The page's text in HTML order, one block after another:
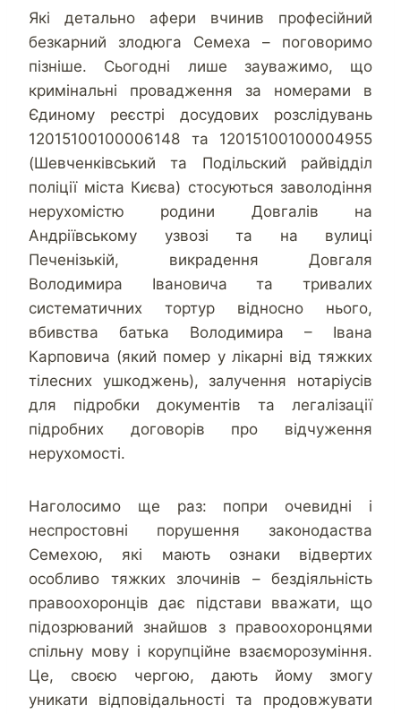
Які детально афери вчинив професійний
безкарний злодюга Семеха – поговоримо
пізніше. Сьогодні лише зауважимо, що
кримінальні провадження за номерами в
Єдиному реєстрі досудових розслідувань
12015100100006148 та 12015100100004955
(Шевченківський та Подільский райвідділ
поліції міста Києва) стосуються заволодіння
нерухомістю родини Довгалів на
Андріївському узвозі та на вулиці
Печенізькій, викрадення Довгаля
Володимира Івановича та тривалих
систематичних тортур відносно нього,
вбивства батька Володимира – Івана
Карповича (який помер у лікарні від тяжких
тілесних ушкоджень), залучення нотаріусів
для підробки документів та легалізації
підробних договорів про відчуження
нерухомості.
Наголосимо ще раз: попри очевидні і
неспростовні порушення законодаства
Семехою, які мають ознаки відвертих
особливо тяжких злочинів – бездіяльність
правоохоронців дає підстави вважати, що
підозрюваний знайшов з правоохоронцями
спільну мову і корупційне взаєморозуміння.
Це, своєю чергою, дають йому змогу
уникати відповідальності та продовжувати